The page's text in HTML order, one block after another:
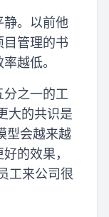
静。以前他
管理的书
越低。
之一的工
大的共识是
型会越来越
的效果，
工来公司很